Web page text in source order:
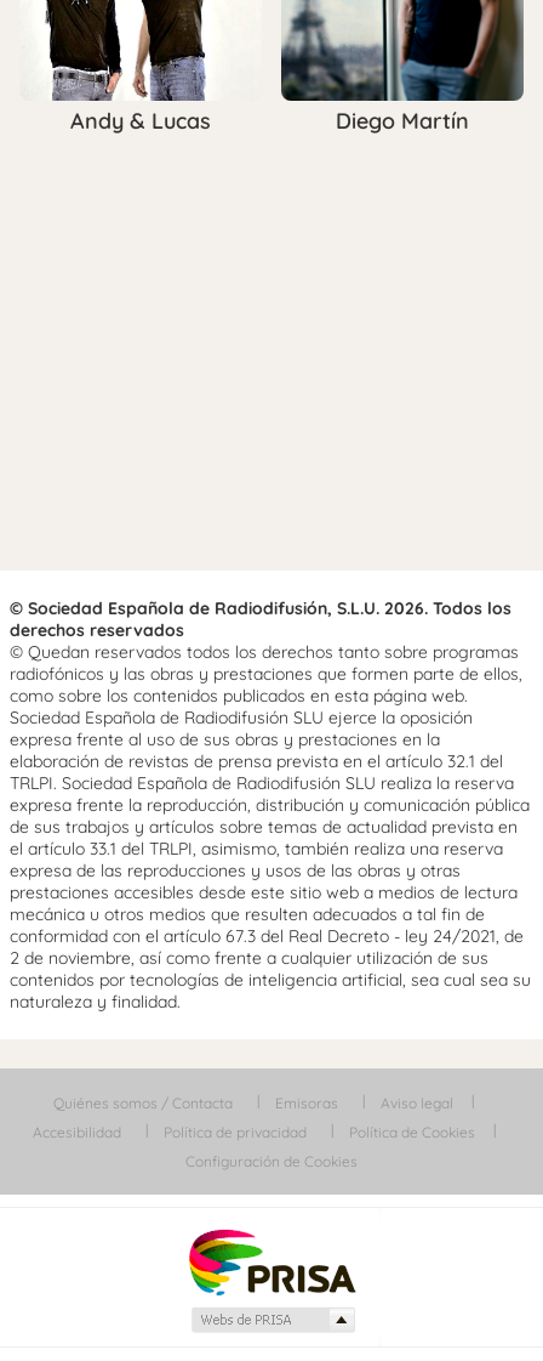
Andy & Lucas Diego Martín
© Sociedad Española de Radiodifusión, S.L.U. 2026. Todos los
derechos reservados
© Quedan reservados todos los derechos tanto sobre programas
radiofónicos y las obras y prestaciones que formen parte de ellos,
como sobre los contenidos publicados en esta página web.
Sociedad Española de Radiodifusión SLU ejerce la oposición
expresa frente al uso de sus obras y prestaciones en la
elaboración de revistas de prensa prevista en el artículo 32.1 del
TRLPI. Sociedad Española de Radiodifusión SLU realiza la reserva
expresa frente la reproducción, distribución y comunicación pública
de sus trabajos y artículos sobre temas de actualidad prevista en
el artículo 33.1 del TRLPI, asimismo, también realiza una reserva
expresa de las reproducciones y usos de las obras y otras
prestaciones accesibles desde este sitio web a medios de lectura
mecánica u otros medios que resulten adecuados a tal fin de
conformidad con el artículo 67.3 del Real Decreto - ley 24/2021, de
2 de noviembre, así como frente a cualquier utilización de sus
contenidos por tecnologías de inteligencia artificial, sea cual sea su
naturaleza y finalidad.
Quiénes somos / Contacta Emisoras
Aviso legal
Accesibilidad
Política de privacidad
Política de Cookies
Configuración de Cookies